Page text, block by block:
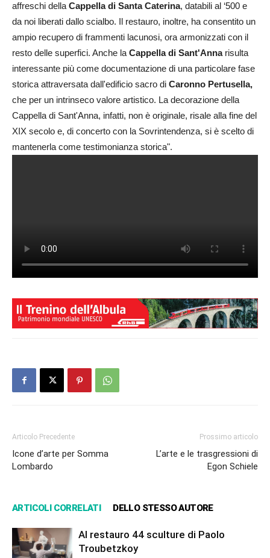
affreschi della Cappella di Santa Caterina, databili al ‘500 e
da noi liberati dallo scialbo. Il restauro, inoltre, ha consentito un
ampio recupero di frammenti lacunosi, ora armonizzati con il
resto delle superfici. Anche la Cappella di Sant'Annarisulta
interessante più come documentazione di una particolare fase
storica attraversata dall'edificio sacro di Caronno Pertusella,
che per un intrinseco valore artistico. La decorazione della
Cappella di Sant'Anna, infatti, non è originale, risale alla fine del
XIX secolo e, di concerto con la Sovrintendenza, si è scelto di
mantenerla come testimonianza storica".
Articolo Precedente
Icone d’arte per Somma
Lombardo
Prossimo articolo
L’arte e le trasgressioni di
Egon Schiele
ARTICOLI CORRELATI DELLO STESSO AUTORE
Al restauro 44 sculture di Paolo
Troubetzkoy